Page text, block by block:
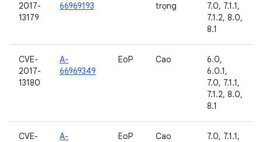
2017-
13179
66969193
trọng
7.0, 7.1.1,
7.1.2, 8.0,
8.1
CVE-
2017-
13180
A-
66969349
EoP Cao
6.0,
6.0.1,
7.0, 7.1.1,
7.1.2, 8.0,
8.1
CVE-
A-
EoP Cao
7.0, 7.1.1,